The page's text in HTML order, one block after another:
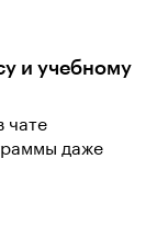
и учебному
чате
даже